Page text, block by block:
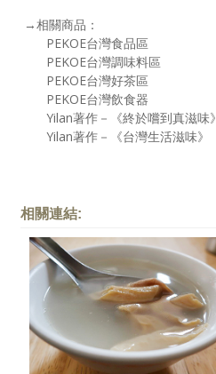
→相關商品：
PEKOE台灣食品區
PEKOE台灣調味料區
PEKOE台灣好茶區
PEKOE台灣飲食器
Yilan著作－《終於嚐到真滋味》
Yilan著作－《台灣生活滋味》
相關連結: